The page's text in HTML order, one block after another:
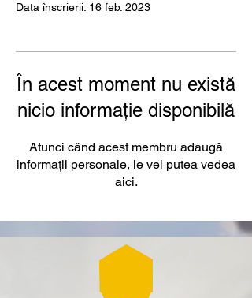
Data înscrierii: 16 feb. 2023
În acest moment nu există
nicio informație disponibilă
Atunci când acest membru adaugă
informații personale, le vei putea vedea
aici.